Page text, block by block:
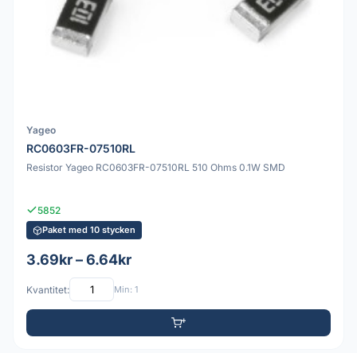
Yageo
RC0603FR-07510RL
Resistor Yageo RC0603FR-07510RL 510 Ohms 0.1W SMD
5852
Paket med 10 stycken
3.69kr – 6.64kr
Kvantitet: Min: 1